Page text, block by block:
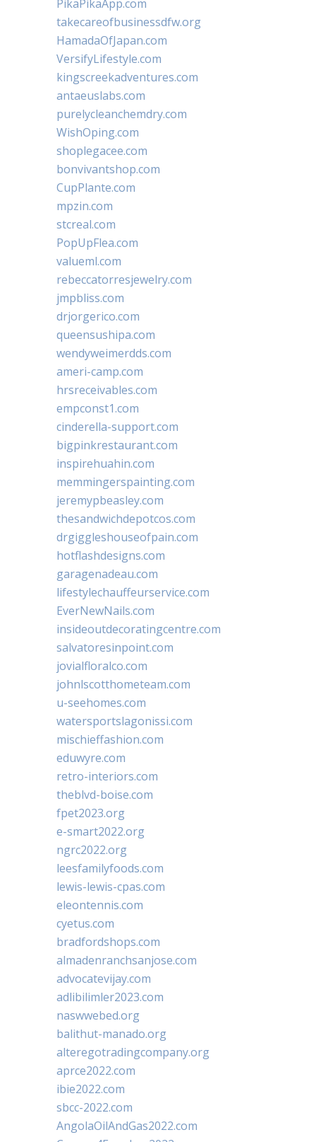
PikaPikaApp.com
takecareofbusinessdfw.org
HamadaOfJapan.com
VersifyLifestyle.com
kingscreekadventures.com
antaeuslabs.com
purelycleanchemdry.com
WishOping.com
shoplegacee.com
bonvivantshop.com
CupPlante.com
mpzin.com
stcreal.com
PopUpFlea.com
valueml.com
rebeccatorresjewelry.com
jmpbliss.com
drjorgerico.com
queensushipa.com
wendyweimerdds.com
ameri-camp.com
hrsreceivables.com
empconst1.com
cinderella-support.com
bigpinkrestaurant.com
inspirehuahin.com
memmingerspainting.com
jeremypbeasley.com
thesandwichdepotcos.com
drgiggleshouseofpain.com
hotflashdesigns.com
garagenadeau.com
lifestylechauffeurservice.com
EverNewNails.com
insideoutdecoratingcentre.com
salvatoresinpoint.com
jovialfloralco.com
johnlscotthometeam.com
u-seehomes.com
watersportslagonissi.com
mischieffashion.com
eduwyre.com
retro-interiors.com
theblvd-boise.com
fpet2023.org
e-smart2022.org
ngrc2022.org
leesfamilyfoods.com
lewis-lewis-cpas.com
eleontennis.com
cyetus.com
bradfordshops.com
almadenranchsanjose.com
advocatevijay.com
adlibilimler2023.com
naswwebed.org
balithut-manado.org
alteregotradingcompany.org
aprce2022.com
ibie2022.com
sbcc-2022.com
AngolaOilAndGas2022.com